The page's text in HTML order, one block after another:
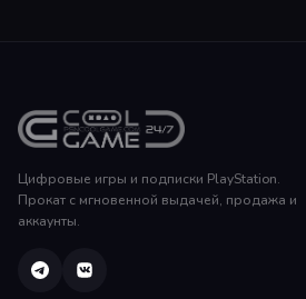
Цифровые игры и подписки PlayStation.
Прокат с мгновенной выдачей, продажа и
аккаунты.